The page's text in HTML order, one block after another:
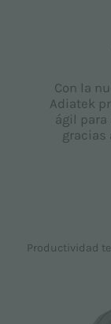
Con la
Adiatek
ágil
gracias
Productividad